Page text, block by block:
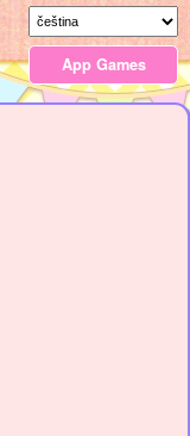
App Games